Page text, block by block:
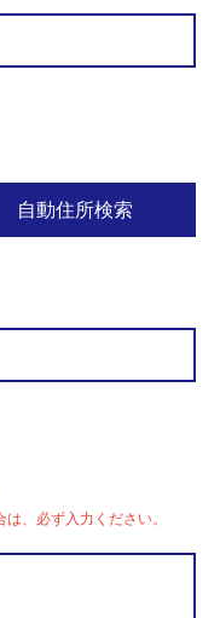
自動住所検索
、必ず入力ください。